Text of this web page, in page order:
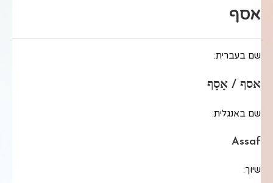
אסף
שם בעברית:
אסף / אָסָף
שם באנגלית:
Assaf
שיוך: